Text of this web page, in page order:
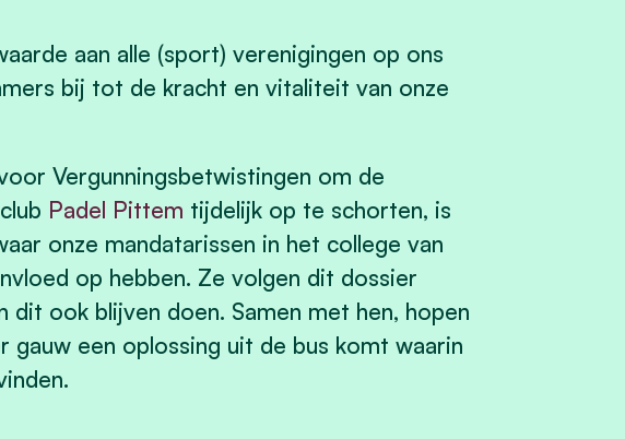
aan alle (sport) verenigingen op ons
bij tot de kracht en vitaliteit van onze
Vergunningsbetwistingen om de
Padel Pittem tijdelijk op te schorten, is
onze mandatarissen in het college van
op hebben. Ze volgen dit dossier
ook blijven doen. Samen met hen, hopen
gauw een oplossing uit de bus komt waarin